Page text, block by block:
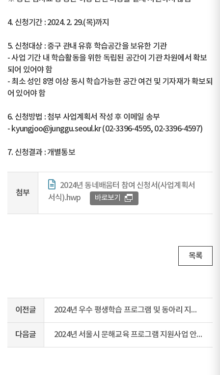
4. 신청기간 : 2024. 2. 29.(목)까지
5. 신청대상 : 중구 관내 유휴 학습공간을 보유한 기관
- 사업 기간 내 학습활동을 위한 독립된 공간이 기관 차원에서 확보
되어 있어야 함
- 최소 성인 8명 이상 동시 학습가능한 공간 여건 및 기자재가 확보되
어 있어야 함
6. 신청방법 : 첨부 사업계획서 작성 후 이메일 송부
- kyungjoo@junggu.seoul.kr (02-3396-4595, 02-3396-4597)
7. 신청결과 : 개별통보
첨부
2024년 동네배움터 참여 신청서(사업계획서
서식).hwp
바로보기
목록
이전글 2024년 우수 평생학습 프로그램 및 동아리 지원사업 공모 공고
다음글 2024년 서울시 문해교육 프로그램 지원사업 안내